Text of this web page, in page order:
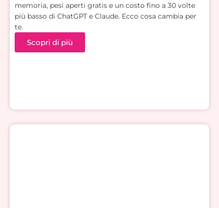
memoria, pesi aperti gratis e un costo fino a 30 volte
più basso di ChatGPT e Claude. Ecco cosa cambia per
te.
Scopri di più